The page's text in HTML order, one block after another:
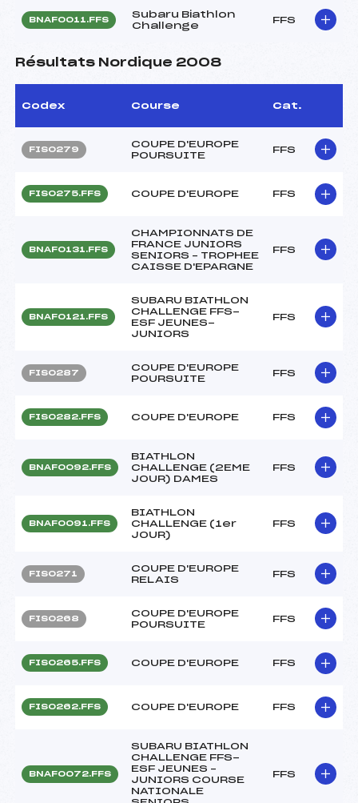
BNAF0011.FFS
Subaru Biathlon
Challenge
FFS
Résultats Nordique 2008
Codex Course Cat.
FIS0279
COUPE D'EUROPE
POURSUITE
FFS
FIS0275.FFS COUPE D'EUROPE FFS
BNAF0131.FFS
CHAMPIONNATS DE
FRANCE JUNIORS
SENIORS – TROPHEE
CAISSE D'EPARGNE
FFS
BNAF0121.FFS
SUBARU BIATHLON
CHALLENGE FFS-
ESF JEUNES-
JUNIORS
FFS
FIS0287
COUPE D'EUROPE
POURSUITE
FFS
FIS0282.FFS COUPE D'EUROPE FFS
BNAF0092.FFS
BIATHLON
CHALLENGE (2EME
JOUR) DAMES
FFS
BNAF0091.FFS
BIATHLON
CHALLENGE (1er
JOUR)
FFS
FIS0271
COUPE D'EUROPE
RELAIS
FFS
FIS0268
COUPE D'EUROPE
POURSUITE
FFS
FIS0265.FFS COUPE D'EUROPE FFS
FIS0262.FFS COUPE D'EUROPE FFS
BNAF0072.FFS
SUBARU BIATHLON
CHALLENGE FFS-
ESF JEUNES –
JUNIORS COURSE
NATIONALE
FFS